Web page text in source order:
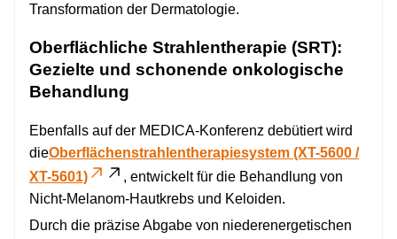
Transformation der Dermatologie.
Oberflächliche Strahlentherapie (SRT):
Gezielte und schonende onkologische
Behandlung
Ebenfalls auf der MEDICA-Konferenz debütiert wird
dieOberflächenstrahlentherapiesystem (XT-5600 /
XT-5601)
, entwickelt für die Behandlung von
Nicht-Melanom-Hautkrebs und Keloiden.
Durch die präzise Abgabe von niederenergetischen